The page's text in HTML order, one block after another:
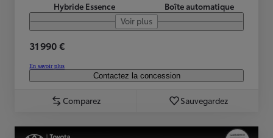
Hybride Essence
Boîte automatique
Voir plus
31 990 €
En savoir plus
Contactez la concession
Comparez Sauvegardez